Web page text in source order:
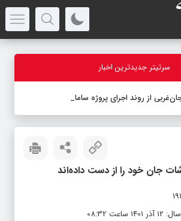
سرتیتر جدیدترین اخبار
از روند اجرای پروژه ساماندهی محور سه‌
08:32